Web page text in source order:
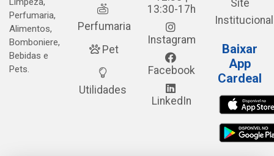
Perfumaria,
Alimentos,
Bomboniere,
Bebidas e
Pets.
Perfumaria
Pet
Utilidades
13:30-17h
Instagram
Facebook
LinkedIn
Site
Institucional
Baixar
App
Cardeal